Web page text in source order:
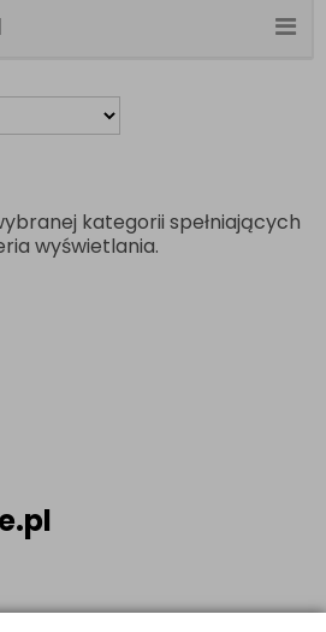
kategorii spełniających
wyświetlania.